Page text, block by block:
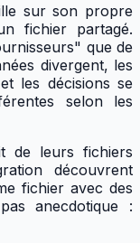
sur son propre
fichier partagé.
que de
divergent, les
les décisions se
selon les
de leurs fichiers
découvrent
fichier avec des
anecdotique :